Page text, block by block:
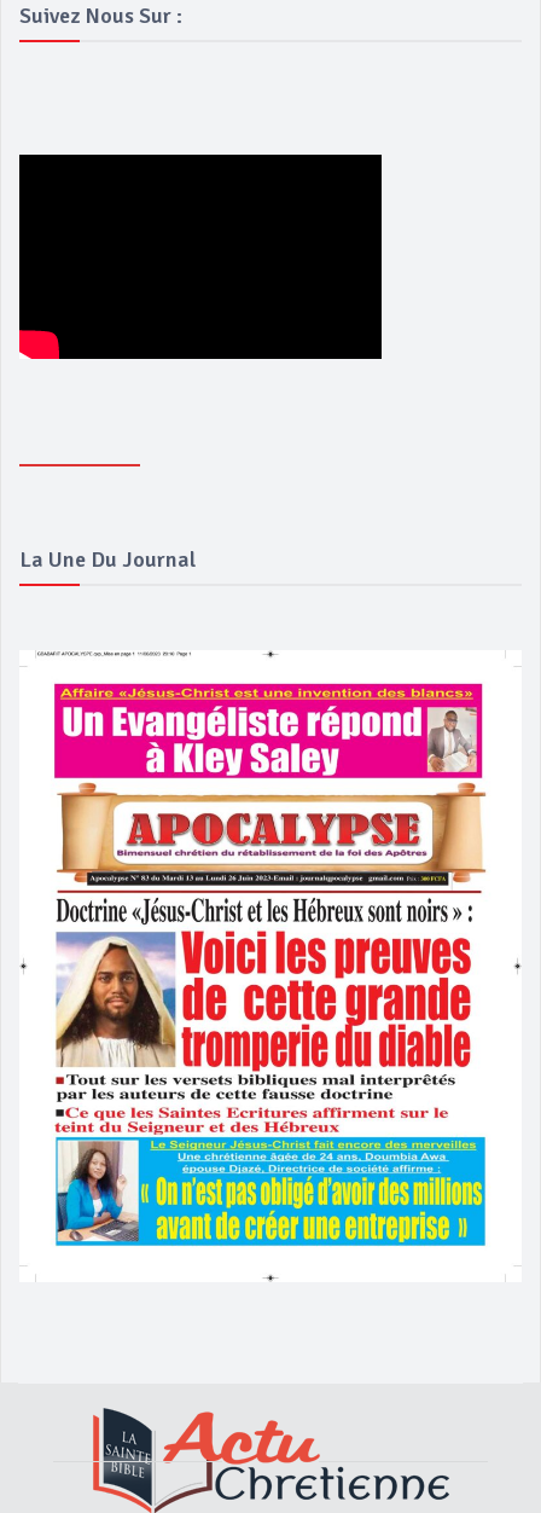
Suivez Nous Sur :
La Une Du Journal